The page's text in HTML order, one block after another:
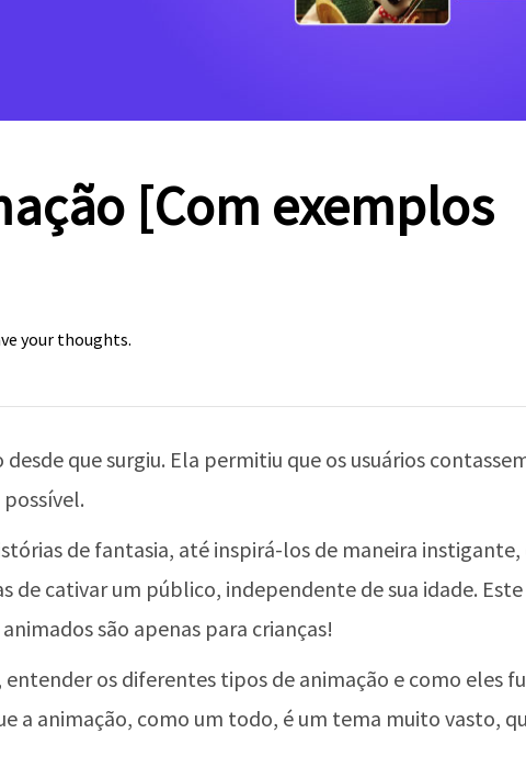
[Com exemplos
your thoughts.
que surgiu. Ela permitiu que os usuários
de fantasia, até inspirá-los de maneira instigante,
de cativar um público, independente de sua idade.
são apenas para crianças!
os diferentes tipos de animação e como eles
a animação, como um todo, é um tema muito vasto,